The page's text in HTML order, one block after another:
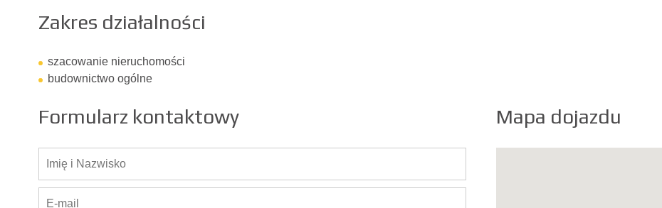
Zakres działalności
szacowanie nieruchomości
budownictwo ogólne
Formularz kontaktowy Mapa dojazdu